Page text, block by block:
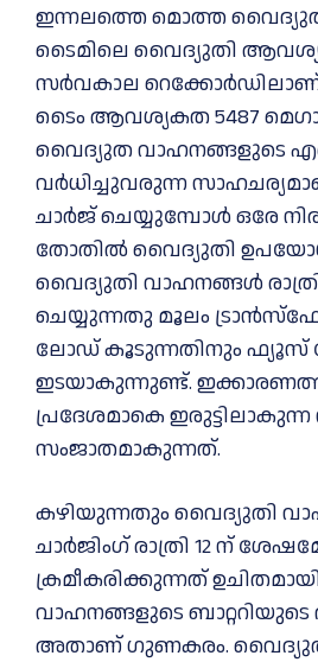
ഇന്നലത്തെ മൊത്ത
ടൈമിലെ വൈദ്യുതി
സർവകാല
ടൈം ആവശ്യകത 5487 മെഗാ
വൈദ്യുത വാഹനങ്ങളുടെ
വർധിച്ചുവരുന്ന
ചാർജ് ചെയ്യുമ്പോൾ ഒരേ
തോതില്‍ വൈദ്യുതി
വൈദ്യുതി വാഹനങ്ങള്‍
ചെയ്യുന്നതു മൂലം
ലോഡ് കൂടുന്നതിനും ഫ്യൂസ്
ഇടയാകുന്നുണ്ട്.
പ്രദേശമാകെ
സംജാതമാകുന്നത്.
കഴിയുന്നതും വൈദ്യുതി
ചാർജിംഗ് രാത്രി 12 ന്
ക്രമീകരിക്കുന്നത്
വാഹനങ്ങളുടെ
അതാണ് ഗുണകരം.